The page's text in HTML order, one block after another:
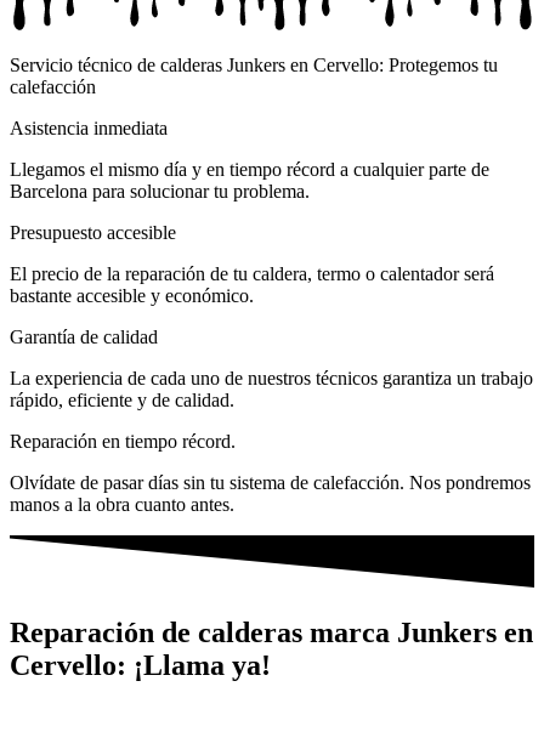
Servicio técnico de calderas Junkers en Cervello: Protegemos tu
calefacción
Asistencia inmediata
Llegamos el mismo día y en tiempo récord a cualquier parte de
Barcelona para solucionar tu problema.
Presupuesto accesible
El precio de la reparación de tu caldera, termo o calentador será
bastante accesible y económico.
Garantía de calidad
La experiencia de cada uno de nuestros técnicos garantiza un trabajo
rápido, eficiente y de calidad.
Reparación en tiempo récord.
Olvídate de pasar días sin tu sistema de calefacción. Nos pondremos
manos a la obra cuanto antes.
Reparación de calderas marca Junkers en
Cervello: ¡Llama ya!